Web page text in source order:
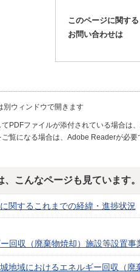
このページに関する
お問い合わせは
別ウィンドウで開きます
PDFファイルが添付されている場合は
ご覧になる場合は、Adobe Readerが必
こんなページも見ています。
関するこれまでの経緯・進捗状況
回収（廃棄物焼却）施設等設置
地域におけるエネルギー回収（